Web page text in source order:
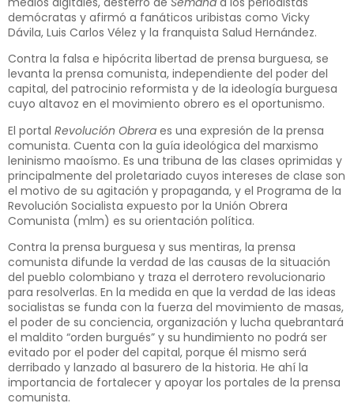
demócratas y afirmó a fanáticos uribistas como Vicky
Dávila, Luis Carlos Vélez y la franquista Salud Hernández.
Contra la falsa e hipócrita libertad de prensa burguesa, se
levanta la prensa comunista, independiente del poder del
capital, del patrocinio reformista y de la ideología burguesa
cuyo altavoz en el movimiento obrero es el oportunismo.
El portal Revolución Obrera es una expresión de la prensa
comunista. Cuenta con la guía ideológica del marxismo
leninismo maoísmo. Es una tribuna de las clases oprimidas y
principalmente del proletariado cuyos intereses de clase son
el motivo de su agitación y propaganda, y el Programa de la
Revolución Socialista expuesto por la Unión Obrera
Comunista (mlm) es su orientación política.
Contra la prensa burguesa y sus mentiras, la prensa
comunista difunde la verdad de las causas de la situación
del pueblo colombiano y traza el derrotero revolucionario
para resolverlas. En la medida en que la verdad de las ideas
socialistas se funda con la fuerza del movimiento de masas,
el poder de su conciencia, organización y lucha quebrantará
el maldito “orden burgués” y su hundimiento no podrá ser
evitado por el poder del capital, porque él mismo será
derribado y lanzado al basurero de la historia. He ahí la
importancia de fortalecer y apoyar los portales de la prensa
comunista.